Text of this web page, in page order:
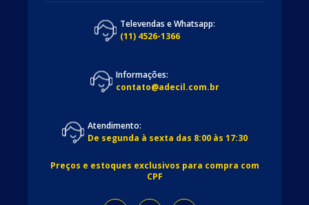
Televendas e Whatsapp:
(11) 4526-1366
Informações:
contato@adecil.com.br
Atendimento:
De segunda à sexta das 8:00 às 17:30
Preços e estoques exclusivos para compra com
CPF